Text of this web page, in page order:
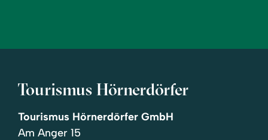
Tourismus Hörnerdörfer
Tourismus Hörnerdörfer GmbH
Am Anger 15